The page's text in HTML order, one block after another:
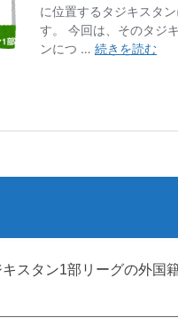
スタン1部リーグの外国